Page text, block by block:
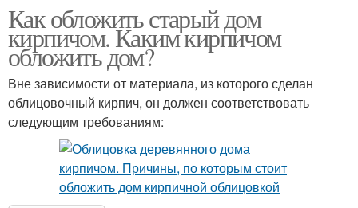
Как обложить старый дом
кирпичом. Каким кирпичом
обложить дом?
Вне зависимости от материала, из которого сделан
облицовочный кирпич, он должен соответствовать
следующим требованиям: